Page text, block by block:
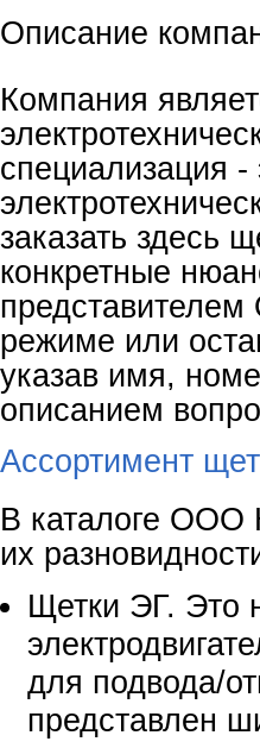
Описание
Компания
специализация -
заказать здесь
конкретные
режиме или
указав имя,
описанием
Ассортимент
В каталоге ООО
их
Щетки ЭГ. Это
для подвода/
представлен